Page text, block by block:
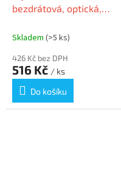
bezdrátová, optická,
FACTORY OBM01UF
Skladem (>5 ks)
426 Kč bez DPH
516 Kč / ks
Do košíku